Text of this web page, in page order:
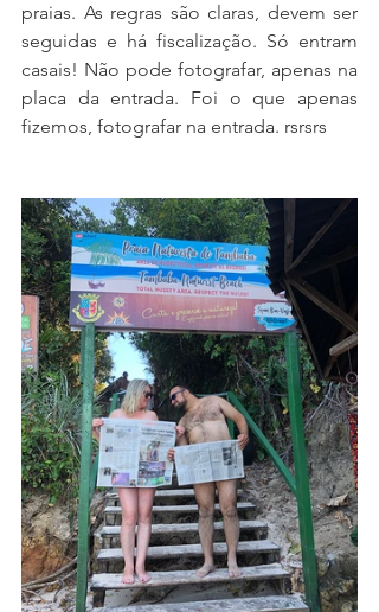
praias. As regras são claras, devem ser
seguidas e há fiscalização. Só entram
casais! Não pode fotografar, apenas na
placa da entrada. Foi o que apenas
fizemos, fotografar na entrada. rsrsrs